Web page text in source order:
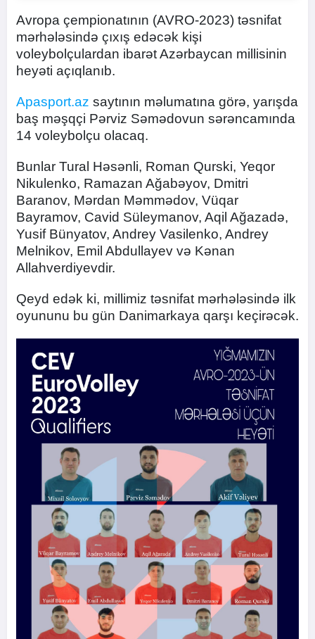
Avropa çempionatının (AVRO-2023) təsnifat
mərhələsində çıxış edəcək kişi
voleybolçulardan ibarət Azərbaycan millisinin
heyəti açıqlanıb.
Apasport.az saytının məlumatına görə, yarışda
baş məşqçi Pərviz Səmədovun sərəncamında
14 voleybolçu olacaq.
Bunlar Tural Həsənli, Roman Qurski, Yeqor
Nikulenko, Ramazan Ağabəyov, Dmitri
Baranov, Mərdan Məmmədov, Vüqar
Bayramov, Cavid Süleymanov, Aqil Ağazadə,
Yusif Bünyatov, Andrey Vasilenko, Andrey
Melnikov, Emil Abdullayev və Kənan
Allahverdiyevdir.
Qeyd edək ki, millimiz təsnifat mərhələsində ilk
oyununu bu gün Danimarkaya qarşı keçirəcək.